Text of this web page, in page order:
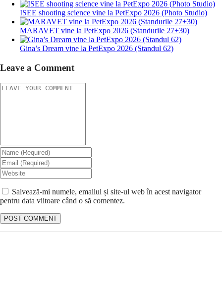
ISEE shooting science vine la PetExpo 2026 (Photo Studio)
MARAVET vine la PetExpo 2026 (Standurile 27+30)
Gina’s Dream vine la PetExpo 2026 (Standul 62)
Leave a Comment
Salvează-mi numele, emailul și site-ul web în acest navigator
pentru data viitoare când o să comentez.